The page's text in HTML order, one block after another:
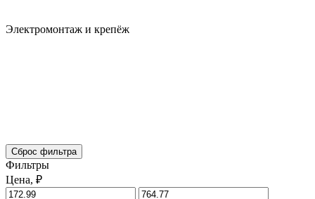
Электромонтаж и крепёж
Сброс фильтра
Фильтры
Цена, ₽